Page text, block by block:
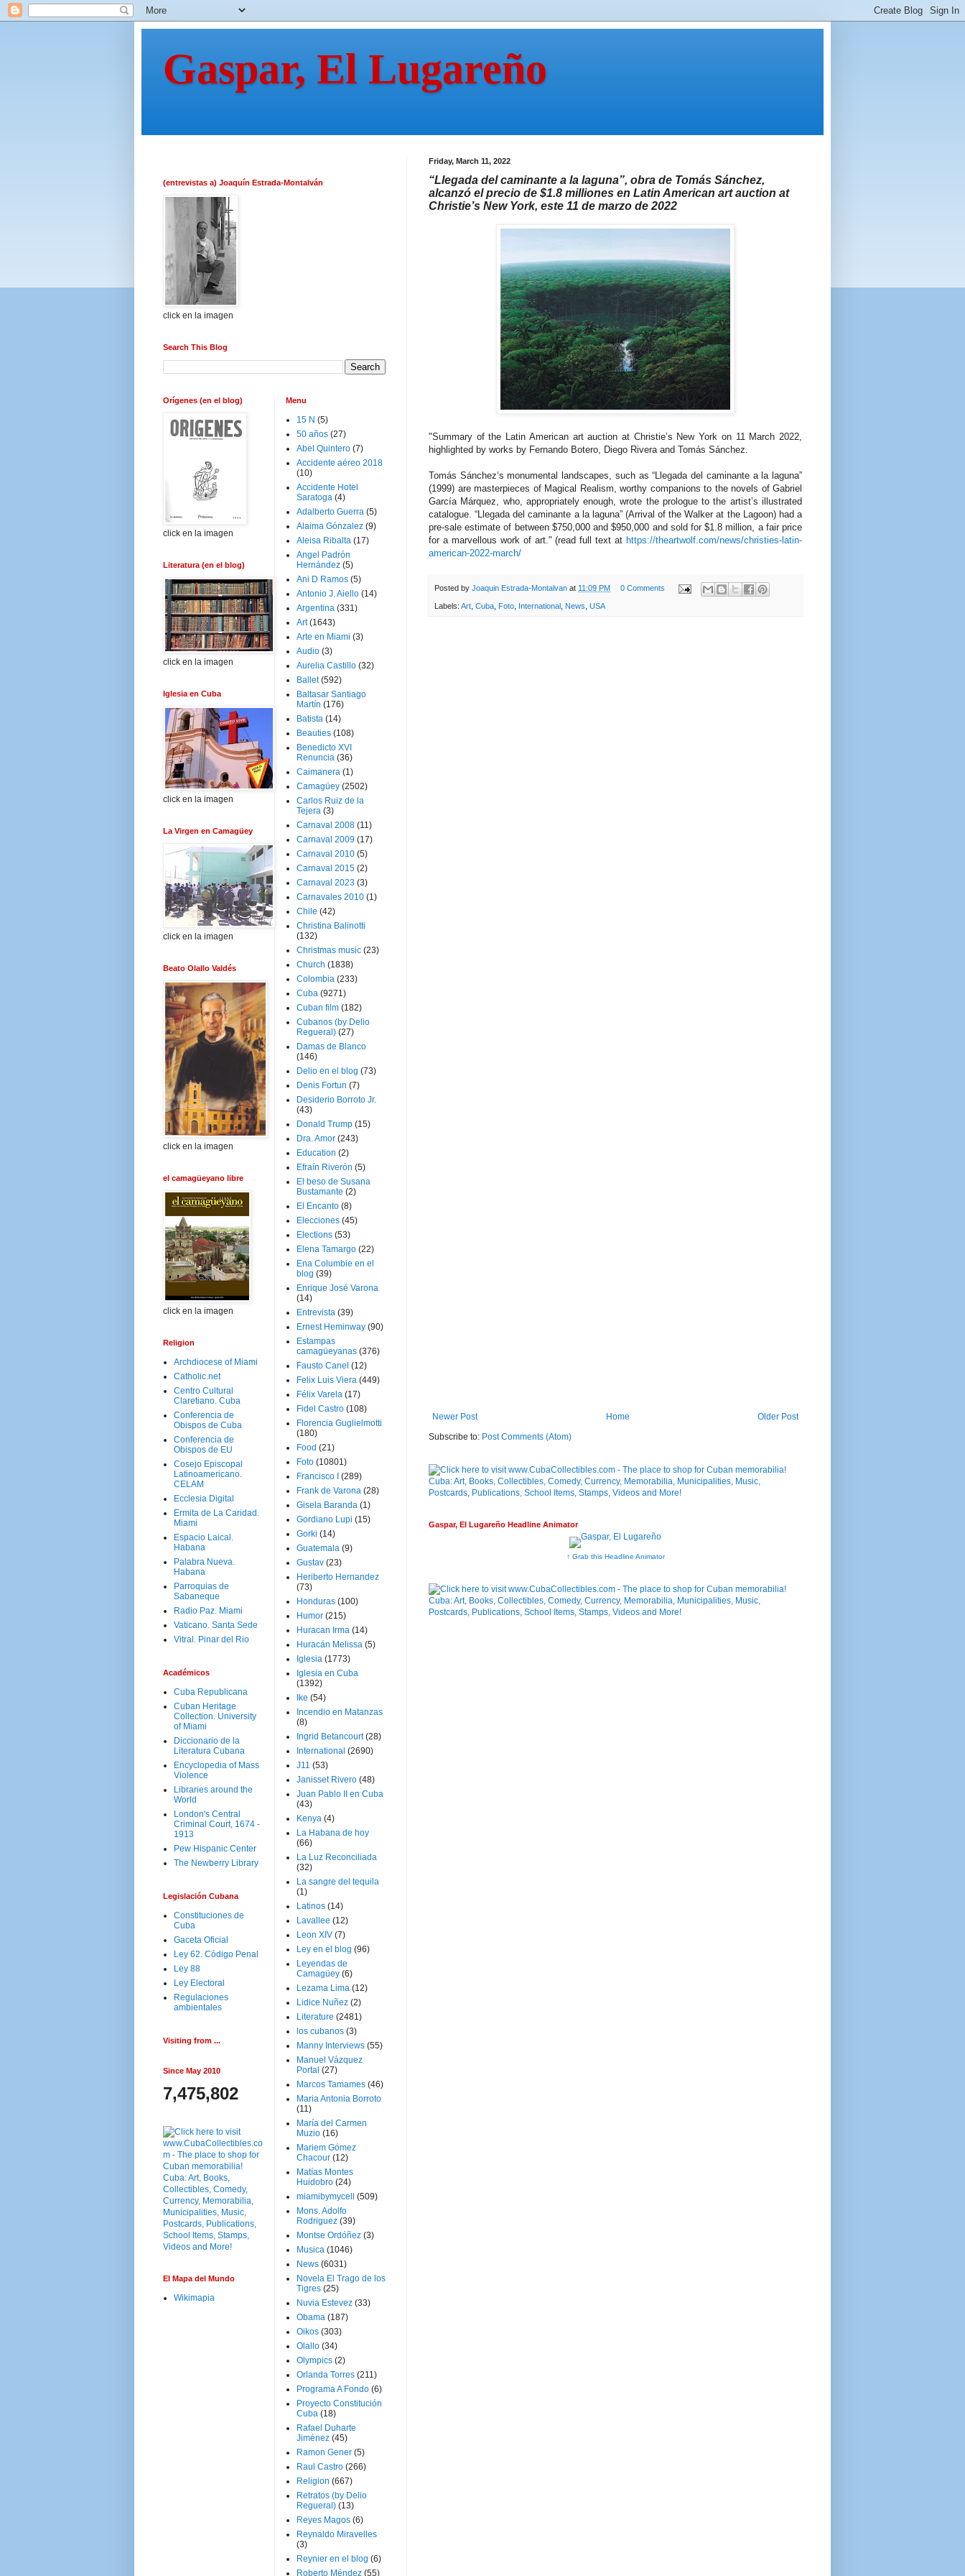
Gaspar, El Lugareño
Friday, March 11, 2022
“Llegada del caminante a la laguna”, obra de Tomás Sánchez,
alcanzó el precio de $1.8 milliones en Latin American art auction at
Christie’s New York, este 11 de marzo de 2022
"Summary of the Latin American art auction at Christie’s New York on 11 March 2022,
highlighted by works by Fernando Botero, Diego Rivera and Tomás Sánchez.
Tomás Sánchez‘s monumental landscapes, such as “Llegada del caminante a la laguna”
(1999) are masterpieces of Magical Realism, worthy companions to the novels of Gabriel
García Márquez, who, appropriately enough, wrote the prologue to the artist’s illustrated
catalogue. “Llegada del caminante a la laguna” (Arrival of the Walker at the Lagoon) had a
pre-sale estimate of between $750,000 and $950,000 and sold for $1.8 million, a fair price
for a marvellous work of art." (read full text at https://theartwolf.com/news/christies-latin-
american-2022-march/
Posted by Joaquin Estrada-Montalvan at 11:09 PM 0 Comments
Labels: Art Cuba Foto International News USA
Newer Post Older Post
Home
Subscribe to: Post Comments (Atom)
Gaspar, El Lugareño Headline Animator
↑ Grab this Headline Animator
(entrevistas a) Joaquín Estrada-Montalván
click en la imagen
Search This Blog
Orígenes (en el blog)
click en la imagen
Literatura (en el blog)
click en la imagen
Iglesia en Cuba
click en la imagen
La Virgen en Camagüey
click en la imagen
Beato Olallo Valdés
click en la imagen
el camagüeyano libre
click en la imagen
Religion
Archdiocese of Miami
Catholic.net
Centro Cultural
Claretiano. Cuba
Conferencia de
Obispos de Cuba
Conferencia de
Obispos de EU
Cosejo Episcopal
Latinoamericano.
CELAM
Ecclesia Digital
Ermita de La Caridad.
Miami
Espacio Laical.
Habana
Palabra Nueva.
Habana
Parroquias de
Sabaneque
Radio Paz. Miami
Vaticano. Santa Sede
Vitral. Pinar del Rio
Académicos
Cuba Republicana
Cuban Heritage
Collection. University
of Miami
Diccionario de la
Literatura Cubana
Encyclopedia of Mass
Violence
Libraries around the
World
London's Central
Criminal Court, 1674 -
1913
Pew Hispanic Center
The Newberry Library
Legislación Cubana
Constituciones de
Cuba
Gaceta Oficial
Ley 62. Código Penal
Ley 88
Ley Electoral
Regulaciones
ambientales
Visiting from ...
Since May 2010
7,475,802
El Mapa del Mundo
Wikimapia
Menu
15 N (5)
50 años (27)
Abel Quintero (7)
Accidente aéreo 2018
(10)
Accidente Hotel
Saratoga (4)
Adalberto Guerra (5)
Alaima Gónzalez (9)
Aleisa Ribalta (17)
Angel Padrón
Hernández (5)
Ani D Ramos (5)
Antonio J. Aiello (14)
Argentina (331)
Art (1643)
Arte en Miami (3)
Audio (3)
Aurelia Castillo (32)
Ballet (592)
Baltasar Santiago
Martín (176)
Batista (14)
Beauties (108)
Benedicto XVI
Renuncia (36)
Caimanera (1)
Camagüey (2502)
Carlos Ruiz de la
Tejera (3)
Carnaval 2008 (11)
Carnaval 2009 (17)
Carnaval 2010 (5)
Carnaval 2015 (2)
Carnaval 2023 (3)
Carnavales 2010 (1)
Chile (42)
Christina Balinotti
(132)
Christmas music (23)
Church (1838)
Colombia (233)
Cuba (9271)
Cuban film (182)
Cubanos (by Delio
Regueral) (27)
Damas de Blanco
(146)
Delio en el blog (73)
Denis Fortun (7)
Desiderio Borroto Jr.
(43)
Donald Trump (15)
Dra. Amor (243)
Education (2)
Efraín Riverón (5)
El beso de Susana
Bustamante (2)
El Encanto (8)
Elecciones (45)
Elections (53)
Elena Tamargo (22)
Ena Columbie en el
blog (39)
Enrique José Varona
(14)
Entrevista (39)
Ernest Heminway (90)
Estampas
camagüeyanas (376)
Fausto Canel (12)
Felix Luis Viera (449)
Félix Varela (17)
Fidel Castro (108)
Florencia Guglielmotti
(180)
Food (21)
Foto (10801)
Francisco I
(289)
Frank de Varona (28)
Gisela Baranda (1)
Gordiano Lupi (15)
Gorki (14)
Guatemala (9)
Gustav (23)
Heriberto Hernandez
(73)
Honduras (100)
Humor (215)
Huracan Irma (14)
Huracán Melissa (5)
Iglesia (1773)
Iglesia en Cuba
(1392)
Ike (54)
Incendio en Matanzas
(8)
Ingrid Betancourt (28)
International (2690)
J11 (53)
Janisset Rivero (48)
Juan Pablo II en Cuba
(43)
Kenya (4)
La Habana de hoy
(66)
La Luz Reconciliada
(32)
La sangre del tequila
(1)
Latinos (14)
Lavallee (12)
Leon XIV (7)
Ley en el blog (96)
Leyendas de
Camagüey (6)
Lezama Lima (12)
Lidice Nuñez (2)
Literature (2481)
los cubanos (3)
Manny Interviews (55)
Manuel Vázquez
Portal (27)
Marcos Tamames (46)
Maria Antonia Borroto
(11)
María del Carmen
Muzio (16)
Mariem Gómez
Chacour (12)
Matías Montes
Huidobro (24)
miamibymycell
(509)
Mons. Adolfo
Rodriguez (39)
Montse Ordóñez (3)
Musica (1046)
News (6031)
Novela El Trago de los
Tigres (25)
Nuvia Estevez (33)
Obama (187)
Oikos (303)
Olallo (34)
Olympics (2)
Orlanda Torres (211)
Programa A Fondo (6)
Proyecto Constitución
Cuba (18)
Rafael Duharte
Jiménez (45)
Ramon Gener (5)
Raul Castro (266)
Religion (667)
Retratos (by Delio
Regueral) (13)
Reyes Magos (6)
Reynaldo Miravelles
(3)
Reynier en el blog (6)
Roberto Méndez (55)